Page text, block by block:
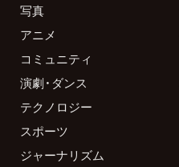
写真
アニメ
コミュニティ
演劇・ダンス
テクノロジー
スポーツ
ジャーナリズム